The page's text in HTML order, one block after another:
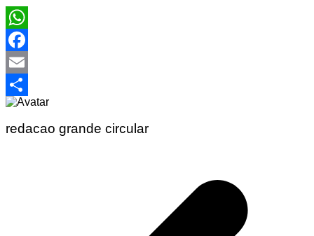
WhatsApp
Facebook
Email
Share
redacao grande circular